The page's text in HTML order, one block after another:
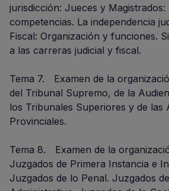
jurisdicción: Jueces y Magistrados:
competencias. La independencia
Fiscal: Organización y funciones.
a las carreras judicial y fiscal.
Tema 7. Examen de la
del Tribunal Supremo, de la
los Tribunales Superiores y de las
Provinciales.
Tema 8. Examen de la
Juzgados de Primera Instancia e
Juzgados de lo Penal. Juzgados